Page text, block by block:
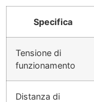
Specifica
Tensione di
funzionamento
Distanza di